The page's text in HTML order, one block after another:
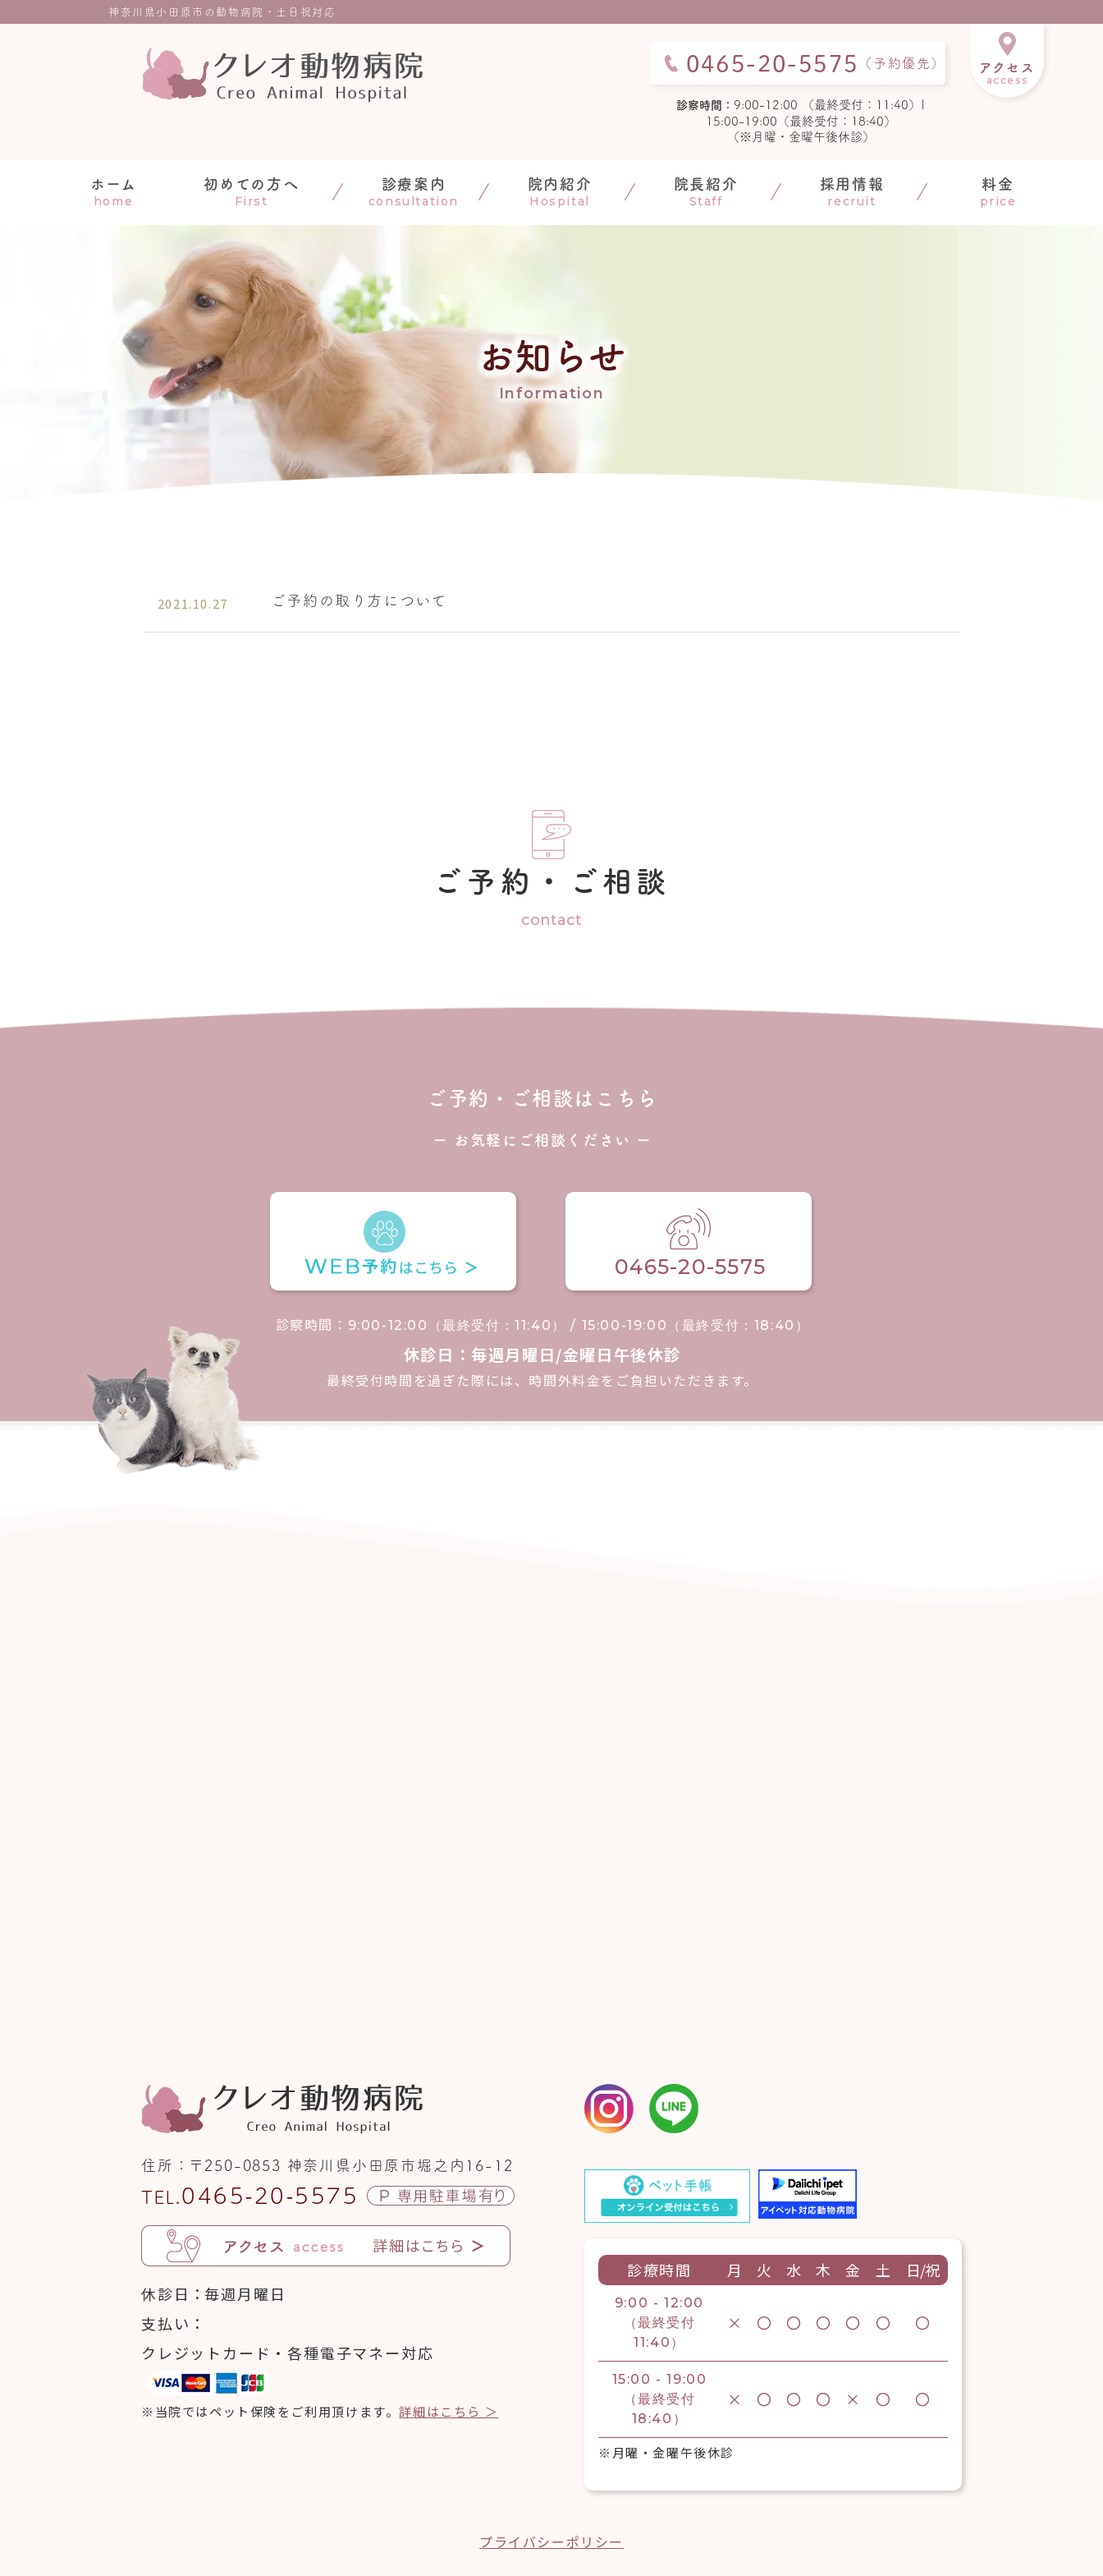
神奈川県小田原市の動物病院・土日祝対応
アクセス
access
0465- 20- 5575 （予約優先）
診察時間： 9:00-12:00 （最終受付：11:40）|
15:00-19:00（最終受付：18:40）
（※月曜・金曜午後休診）
ホーム
home
初めての方へ
First
診療案内
consultation
院内紹介
Hospital
院長紹介
Staff
採用情報
recruit
料金
price
お知らせ
Information
2021.10.27 ご予約の取り方について
ご予約・ご相談
contact
ご予約・ご相談はこちら
ー お気軽にご相談ください ー
0465-20-5575
診察時間： 9:00-12:00（最終受付：11:40） / 15:00-19:00（最終受付：18:40）
休診日：毎週月曜日/金曜日午後休診
最終受付時間を過ぎた際には、時間外料金をご負担いただきます。
住所 〒250-0853 神奈川県小田原市堀之内16-12
TEL.0465-20-5575
休診日
毎週月曜日
支払い
クレジットカード・各種電子マネー対応
※当院ではペット保険をご利用頂けます。詳細はこちら ＞
診療時間 月 火 水 木 金 土 日/祝
9:00 - 12:00
（最終受付
11:40）
× 〇 〇 〇 〇 〇 〇
15:00 - 19:00
（最終受付
18:40）
× 〇 〇 〇 × 〇 〇
※月曜・金曜午後休診
プライバシーポリシー